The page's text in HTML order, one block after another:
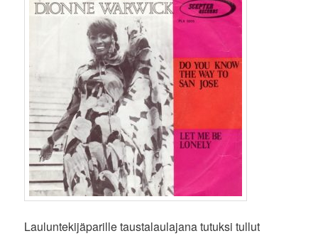
Lauluntekijäparille taustalaulajana tutuksi tullut